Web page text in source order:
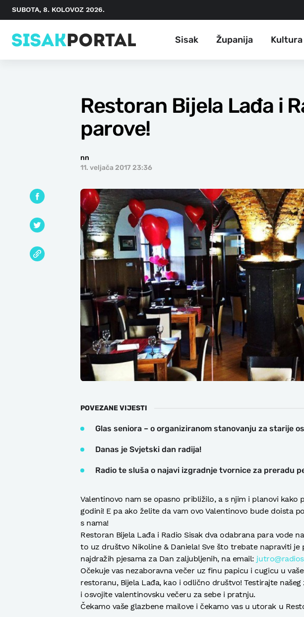
SUBOTA, 8. KOLOVOZ 2026.
Sisak Županija Kultura
Restoran Bijela Lađa i
parove!
nn
11. veljača 2017 23:36
POVEZANE VIJESTI
Glas seniora – o organiziranom stanovanju za starije
Danas je Svjetski dan radija!
Radio te sluša o najavi izgradnje tvornice za preradu
Valentinovo nam se opasno približilo, a s njim i planovi kako
godini! E pa ako želite da vam ovo Valentinovo bude doista
s nama!
Restoran Bijela Lađa i Radio Sisak dva odabrana para vode
to uz društvo Nikoline & Daniela! Sve što trebate napraviti je
najdražih pjesama za Dan zaljubljenih, na email:
Očekuje vas nezaboravna večer uz finu papicu i cugicu u
restoranu, Bijela Lađa, kao i odlično društvo! Testirajte
i osvojite valentinovsku večeru za sebe i pratnju.
Čekamo vaše glazbene mailove i čekamo vas u utorak u